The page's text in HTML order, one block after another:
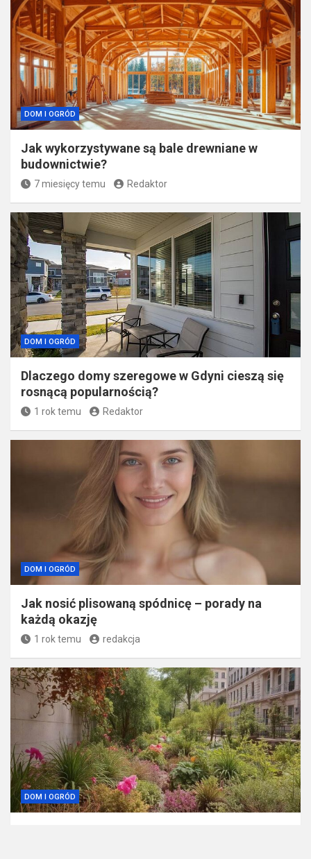
DOM I OGRÓD
Jak wykorzystywane są bale drewniane w
budownictwie?
7 miesięcy temu Redaktor
DOM I OGRÓD
Dlaczego domy szeregowe w Gdyni cieszą się
rosnącą popularnością?
1 rok temu Redaktor
DOM I OGRÓD
Jak nosić plisowaną spódnicę – porady na
każdą okazję
1 rok temu redakcja
DOM I OGRÓD